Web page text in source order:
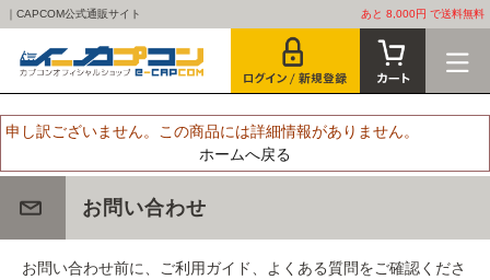
｜CAPCOM公式通販サイト あと 8,000円 で送料無料
申し訳ございません。この商品には詳細情報がありません。
ホームへ戻る
お問い合わせ
お問い合わせ前に、ご利用ガイド、よくある質問をご確認くださ